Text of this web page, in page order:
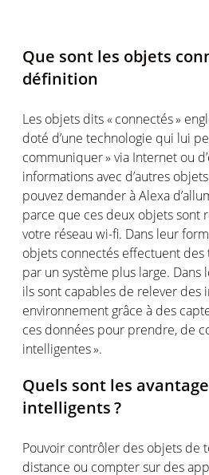
Que sont les objets
définition
Les objets dits«connectés»
doté d’une technologie qui lui
communiquer» via Internet ou
informationsavec d’autres objets
pouvez demander à Alexa
parce que ces deux objetssont
votre réseau wi-fi. Dans leur
objets connectés effectuent des
par unsystème plus large. Dans
ilssont capables de relever des
environnement grâce à des
ces données pour prendre, de
intelligentes».
Quels sont les
intelligents?
Pouvoir contrôler des objets de
distance ou comptersur des